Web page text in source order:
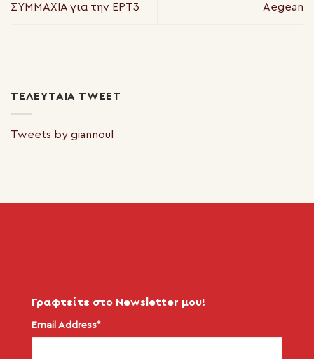
ΣΥΜΜΑΧΙΑ για την ΕΡΤ3
Aegean
ΤΕΛΕΥΤΑΊΑ TWEET
Tweets by giannoul
Γραφτείτε στο Newsletter μου!
Email Address*